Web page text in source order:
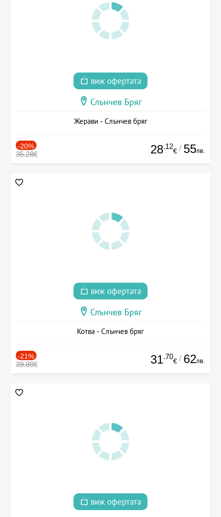
виж офертата
Слънчев Бряг
Жерави - Слънчев бряг
-20%
35.28€ 28.12
€ / 55лв.
виж офертата
Слънчев Бряг
Котва - Слънчев бряг
-21%
39.88€ 31.70
€ / 62лв.
виж офертата